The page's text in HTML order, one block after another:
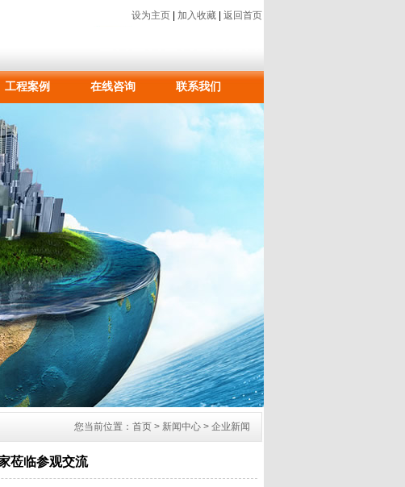
设为主页| 加入收藏| 返回首页
工程案例 在线咨询 联系我们
您当前位置：首页 > 新闻中心 > 企业新闻
莅临参观交流